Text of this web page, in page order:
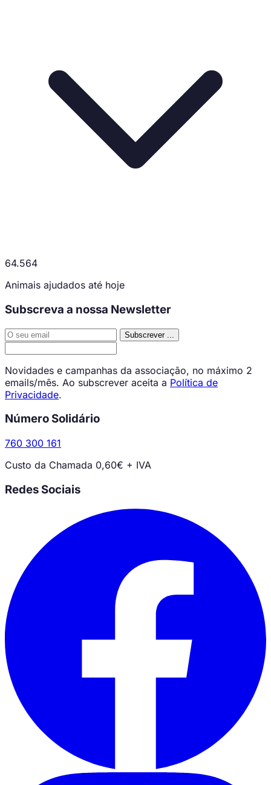
64.564
Animais ajudados até hoje
Subscreva a nossa Newsletter
Subscrever
Novidades e campanhas da associação, no máximo 2
emails/mês. Ao subscrever aceita a Política de
Privacidade.
Número Solidário
760 300 161
Custo da Chamada 0,60€ + IVA
Redes Sociais